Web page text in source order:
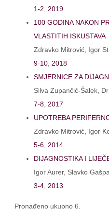
1-2, 2019
100 GODINA NAKON
VLASTITIH ISKUSTAVA
Zdravko Mitrović, Igor
9-10, 2018
SMJERNICE ZA
Silva Zupančić-Šalek,
7-8, 2017
UPOTREBA
Zdravko Mitrović, Igor
5-6, 2014
DIJAGNOSTIKA I
Igor Aurer, Slavko
3-4, 2013
Pronađeno ukupno 6.